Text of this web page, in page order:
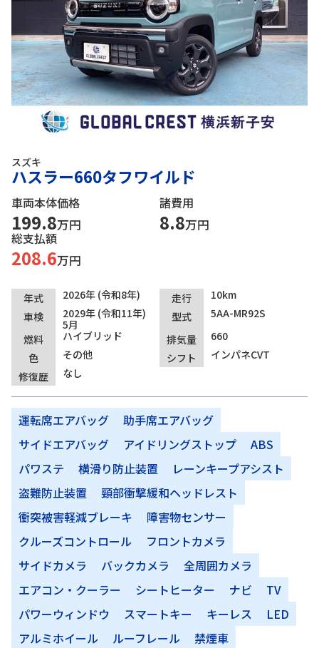
スズキ
ハスラー660タフワイルド
車両本体価格
199.8万円
諸費用
8.8万円
総支払額
208.6万円
年式 2026年 (令和8年) 走行
10km
車検
2029年 (令和11年)
5月
型式
5AA-MR92S
燃料
ハイブリッド 排気量
660
色
その他 シフト
インパネCVT
修復歴
なし
運転席エアバッグ
助手席エアバッグ
サイドエアバッグ
アイドリングストップ
ABS
パワステ
横滑り防止装置
レーンキープアシスト
盗難防止装置
頸部衝撃緩和ヘッドレスト
衝突被害軽減ブレーキ
障害物センサー
クルーズコントロール
フロントカメラ
サイドカメラ
バックカメラ
全周囲カメラ
エアコン・クーラー
シートヒーター ナビ
TV
パワーウィンドウ
スマートキー キーレス
LED
アルミホイール
ルーフレール
禁煙車